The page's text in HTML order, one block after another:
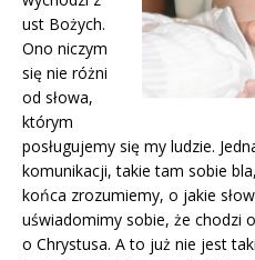
ust Bożych.
Ono niczym
się nie różni
od słowa,
którym
posługujemy się my ludzie.
komunikacji, takie tam sobie
końca zrozumiemy, o jakie
uświadomimy sobie, że chodzi
o Chrystusa. A to już nie jest